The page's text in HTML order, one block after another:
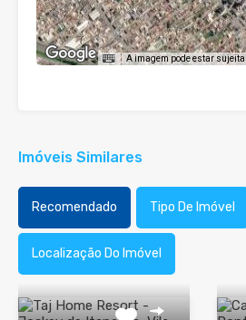
A imagem pode estar
Imóveis Similares
Recomendado Tipo De Imóvel
Localização Do Imóvel